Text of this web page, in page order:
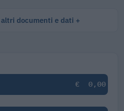
documenti e dati
€ 0,00